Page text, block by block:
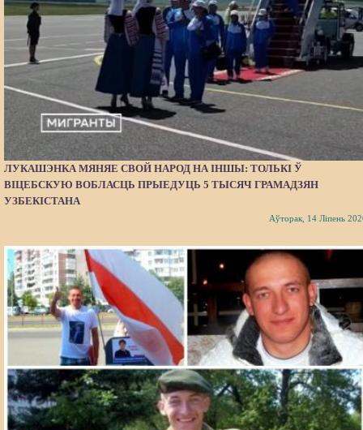
ЛУКАШЭНКА МЯНЯЕ СВОЙ НАРОД НА ІНШЫ: ТОЛЬКІ Ў
ВІЦЕБСКУЮ ВОБЛАСЦЬ ПРЫЕДУЦЬ 5 ТЫСЯЧ ГРАМАДЗЯН
УЗБЕКІСТАНА
Аўторак, 14 Ліпень